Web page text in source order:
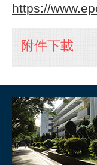
https://
附件下載